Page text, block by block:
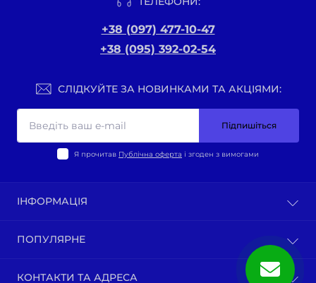
+38 (097) 477-10-47
+38 (095) 392-02-54
СЛІДКУЙТЕ ЗА НОВИНКАМИ ТА АКЦІЯМИ:
Підпишіться
Я прочитав Публічна оферта і згоден з вимогами
ІНФОРМАЦІЯ
Політика конфіденційності
Про нас
ПОПУЛЯРНЕ
КОНТАКТИ ТА АДРЕСА